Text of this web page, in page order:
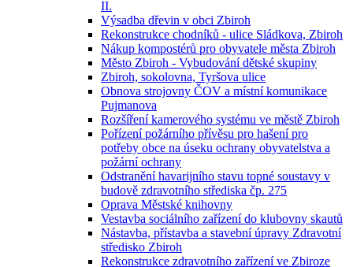
II.
Výsadba dřevin v obci Zbiroh
Rekonstrukce chodníků - ulice Sládkova, Zbiroh
Nákup kompostérů pro obyvatele města Zbiroh
Město Zbiroh - Vybudování dětské skupiny
Zbiroh, sokolovna, Tyršova ulice
Obnova strojovny ČOV a místní komunikace
Pujmanova
Rozšíření kamerového systému ve městě Zbiroh
Pořízení požárního přívěsu pro hašení pro
potřeby obce na úseku ochrany obyvatelstva a
požární ochrany
Odstranění havarijního stavu topné soustavy v
budově zdravotního střediska čp. 275
Oprava Městské knihovny
Vestavba sociálního zařízení do klubovny skautů
Nástavba, přístavba a stavební úpravy Zdravotní
středisko Zbiroh
Rekonstrukce zdravotního zařízení ve Zbiroze